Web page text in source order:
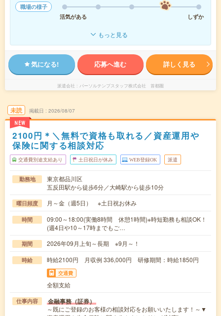
職場の様子
活気がある
しずか
もっと見る
気になる! 応募へ進む 詳しく見る
派遣会社 パーソルテンプスタッフ株式会社 首都圏
未読
NEW
掲載日 2026/08/07
2100円＊＼無料で資格も取れる／資産運用や
保険に関する相談対応
交通費別途支給あり 土日祝日が休み WEB登録OK 派遣
勤務地
東京都品川区
五反田駅から徒歩6分／大崎駅から徒歩10分
曜日頻度 月～金（週5日） ※土日祝お休み
時間
09:00～18:00(実働8時間 休憩1時間)※時短勤務も相談OK！
(週4日や10～17時までもご…
期間 2026年09月上旬～長期 ※9月～！
時給 時給2100円 月収例 336,000円 研修期間：時給1850円
交通費
全額支給
仕事内容 金融事務（証券）
～既にご登録のお客様の相談対応をお願いいたします！～▼